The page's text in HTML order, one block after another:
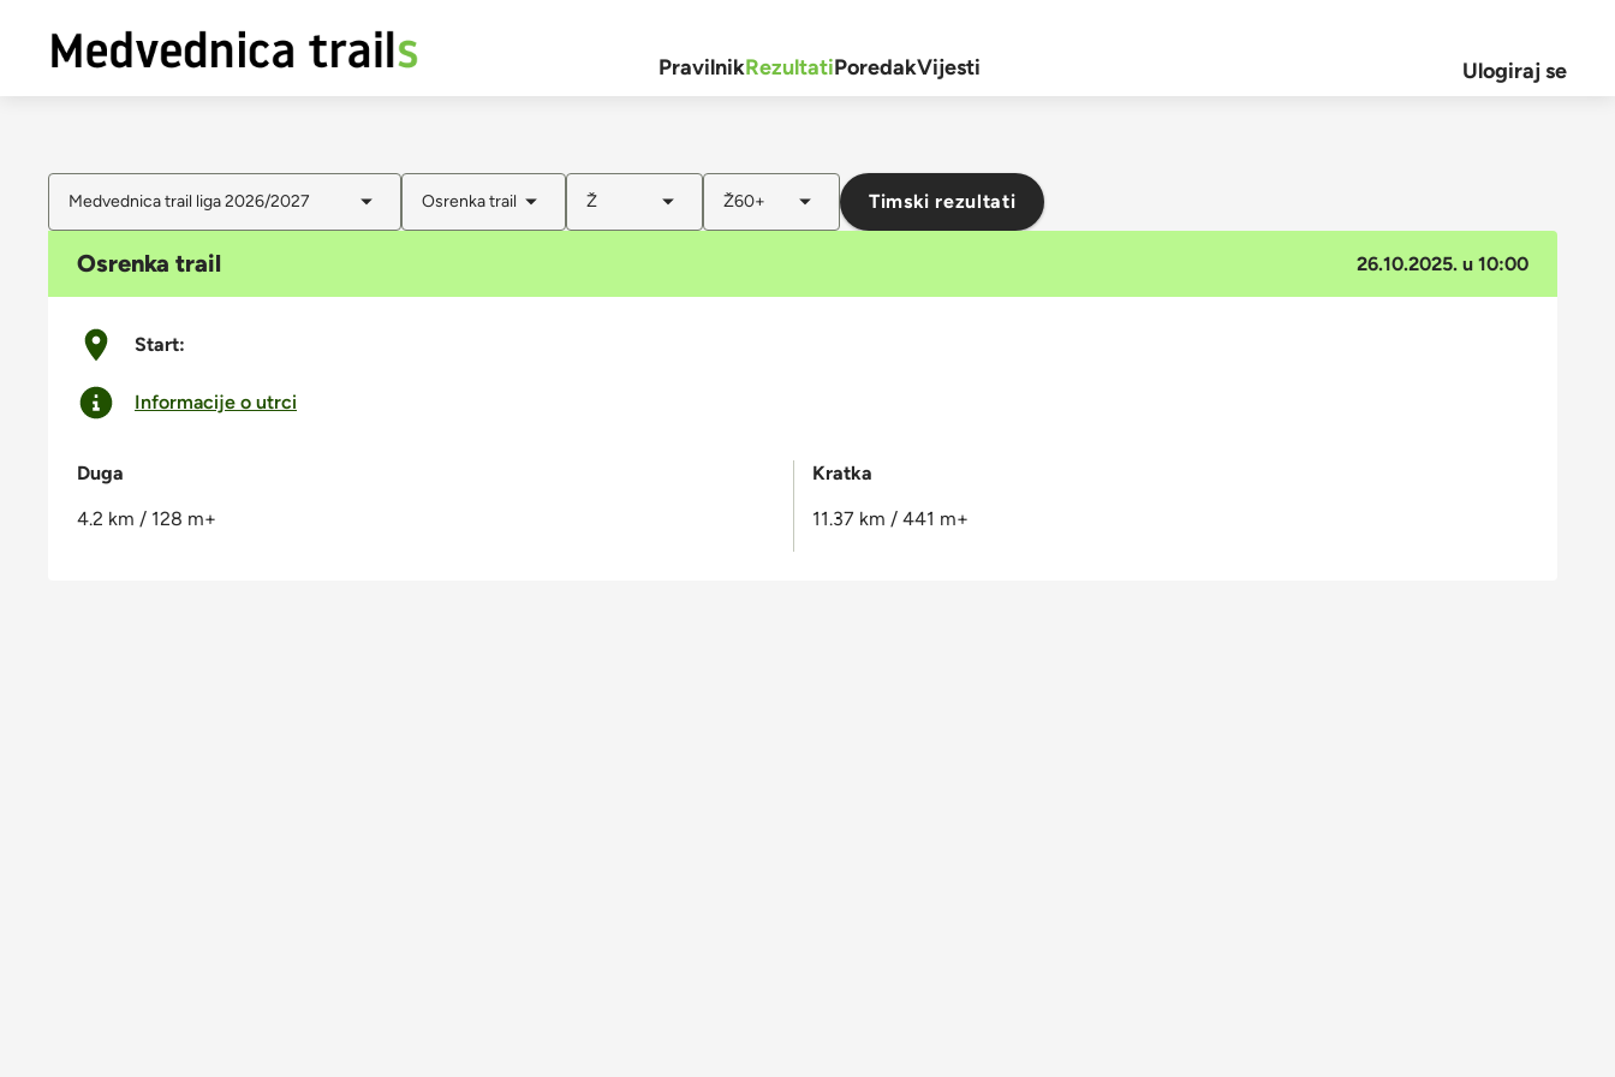
PravilnikRezultatiPoredakVijesti Ulogiraj se
Medvednica trail liga 2026/2027 Osrenka trail Ž Ž60+ Timski rezultati
Osrenka trail 26.10.2025. u 10:00
Start:
Informacije o utrci
Duga
4.2 km / 128 m+
Kratka
11.37 km / 441 m+